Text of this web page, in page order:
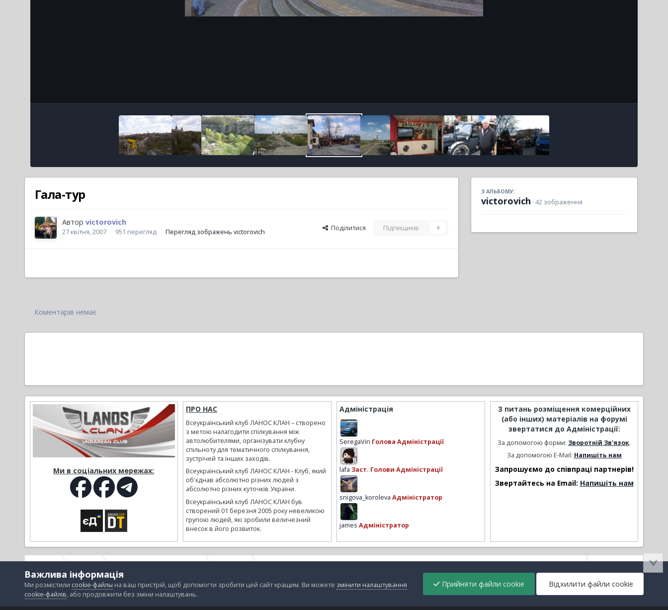
Гала-тур
Автор victorovich
27 квітня, 2007 951 перегляд Перегляд зображень victorovich Поділитися Підпищиків 0
З АЛЬБОМУ:
victorovich · 42 зображення
Коментарів немає
Ми в соціальних мережах:
ПРО НАС
Всеукраїнський клуб ЛАНОС КЛАН – створено
з метою налагодити спілкування між
автолюбителями, організувати клубну
спільноту для тематичного спілкування,
зустрічей та інших заходів.
Всеукраїнський клуб ЛАНОС КЛАН - Клуб, який
об'єднав абсолютно різних людей з
абсолютно різних куточків України.
Всеукраїнський клуб ЛАНОС КЛАН був
створений 01 березня 2005 року невеликою
групою людей, які зробили величезний
внесок в його розвиток.
Адміністрація
SeregaVin Голова Адміністрації
lafa Заст. Голови Адміністрації
snigova_koroleva Адміністратор
james Адміністратор
З питань розміщення комерційних
(або інших) матеріалів на форумі
звертатися до Адміністрації:
За допомогою форми: Зворотній Зв'язок.
За допомогою E-Mail: Напишіть нам
Запрошуємо до співпраці партнерів!
Звертайтесь на Email: Напишіть нам
Важлива інформація
Ми розмістили cookie-файлы на ваш пристрій, щоб допомогти зробити цей сайт кращим. Ви можете змінити налаштування
cookie-файлів, або продовжити без зміни налаштувань.
Прийняти файли cookie Відхилити файли cookie